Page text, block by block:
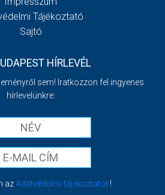
Tájékoztató
Sajtó
HÍRLEVÉL
sem! Iratkozzon fel ingyenes
hírlevelünkre:
azAdatvédelmi tájékoztatót!